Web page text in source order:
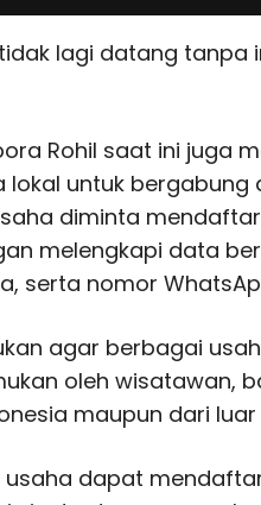
lagi datang tanpa
Rohil saat ini juga
lokal untuk bergabung
diminta
melengkapi data
serta nomor
agar berbagai
oleh wisatawan,
maupun dari luar
usaha dapat